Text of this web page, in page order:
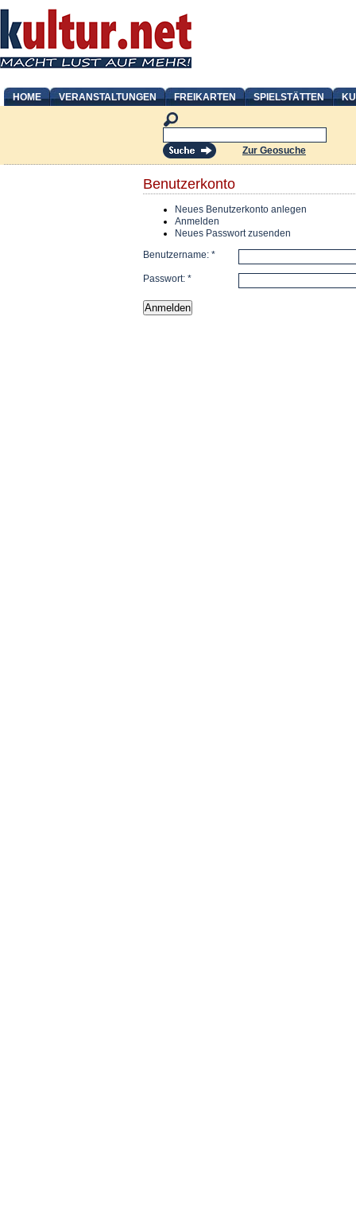
HOME VERANSTALTUNGEN FREIKARTEN SPIELSTÄTTEN
Zur Geosuche
Benutzerkonto
Neues Benutzerkonto anlegen
Anmelden
Neues Passwort zusenden
Benutzername: *
Passwort: *